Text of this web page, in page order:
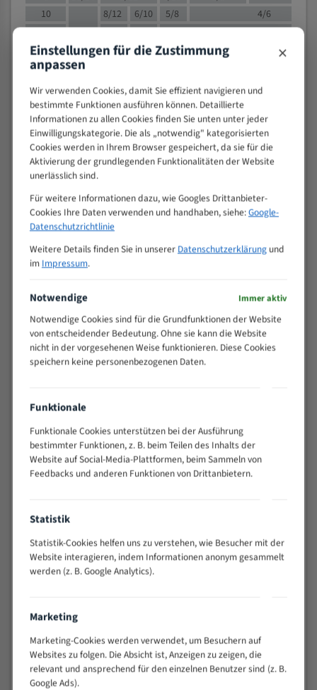
10
8/12 6/10 5/8
4/6
12
8/12 6/10
4/6
15
8/12 6/10
4/5
20
30
4/5
50
80
> 100
VOLLMATERIAL
M (mm)
Zoll (ZpZ))
>
25
10/14
15 - 40
8/12
25 - 50
50 - 120
80 - 180
3/4
130 -
350
2/3
200 -
> 500
0,75/1,25
Vorteile:
Widerstandsfähig gegen Zahnbruch auch bei
wechselnde Verbindungslängen)
Sehr geringe Vibration
Technische Beschreibung:
Positiver Spanwinkel
Bandkörper aus hochlegiertem Federstahl
Einstellungen für die Zustimmung
anpassen ×
Wir verwenden Cookies, damit Sie effizient navigieren und
bestimmte Funktionen ausführen können. Detaillierte
Informationen zu allen Cookies finden Sie unten unter jeder
Einwilligungskategorie. Die als „notwendig" kategorisierten
Cookies werden in Ihrem Browser gespeichert, da sie für die
Aktivierung der grundlegenden Funktionalitäten der Website
unerlässlich sind.
Für weitere Informationen dazu, wie Googles Drittanbieter-
Cookies Ihre Daten verwenden und handhaben, siehe:Google-
Datenschutzrichtlinie
Weitere Details finden Sie in unserer Datenschutzerklärungund
im Impressum.
Notwendige Immer aktiv
Notwendige Cookies sind für die Grundfunktionen der Website
von entscheidender Bedeutung. Ohne sie kann die Website
nicht in der vorgesehenen Weise funktionieren. Diese Cookies
speichern keine personenbezogenen Daten.
Funktionale
Funktionale Cookies unterstützen bei der Ausführung
bestimmter Funktionen, z. B. beim Teilen des Inhalts der
Website auf Social-Media-Plattformen, beim Sammeln von
Feedbacks und anderen Funktionen von Drittanbietern.
Statistik
Statistik-Cookies helfen uns zu verstehen, wie Besucher mit der
Website interagieren, indem Informationen anonym gesammelt
werden (z. B. Google Analytics).
Marketing
Marketing-Cookies werden verwendet, um Besuchern auf
Websites zu folgen. Die Absicht ist, Anzeigen zu zeigen, die
relevant und ansprechend für den einzelnen Benutzer sind (z. B.
Google Ads).